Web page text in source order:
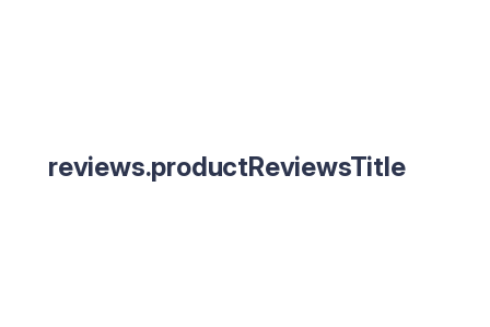
reviews.productReviewsTitle